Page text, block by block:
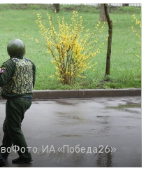
Фото:ИА «Победа26»